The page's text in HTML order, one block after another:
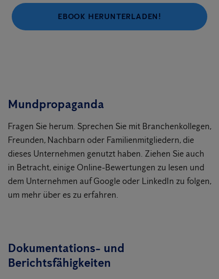
EBOOK HERUNTERLADEN!
Mundpropaganda
Fragen Sie herum. Sprechen Sie mit Branchenkollegen,
Freunden, Nachbarn oder Familienmitgliedern, die
dieses Unternehmen genutzt haben. Ziehen Sie auch
in Betracht, einige Online-Bewertungen zu lesen und
dem Unternehmen auf Google oder LinkedIn zu folgen,
um mehr über es zu erfahren.
Dokumentations- und
Berichtsfähigkeiten